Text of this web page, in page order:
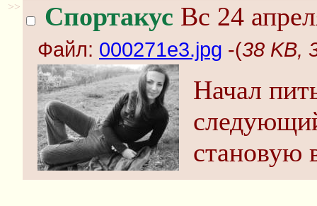
>> Спортакус Вс 24
Файл: 000271e3.jpg -(38 KB,
Начал
становую